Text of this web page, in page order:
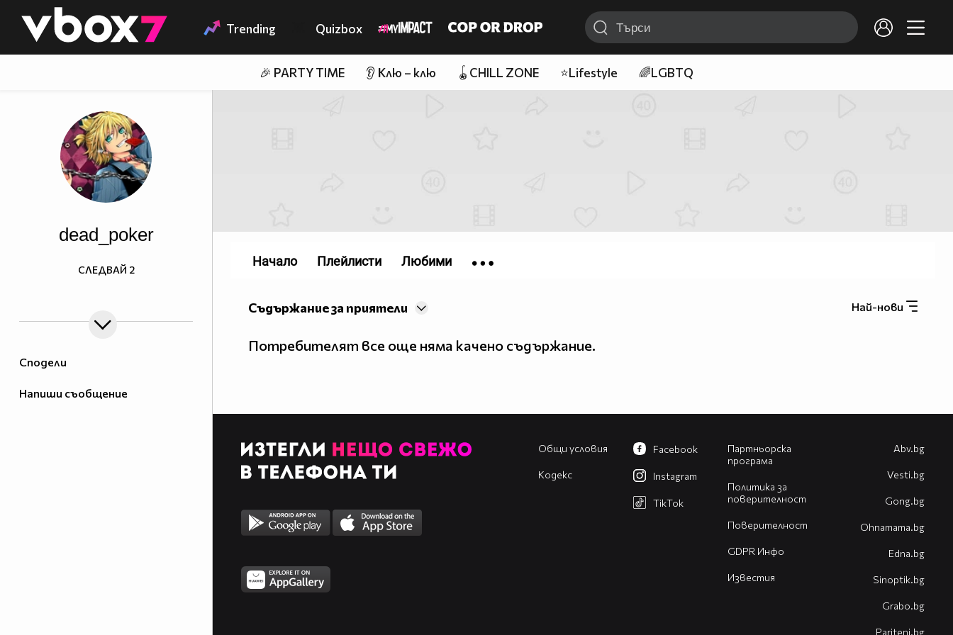
👾 Trending Quizbox
🎉 PARTY TIME 👂 Клю – клю 🪀CHILL ZONE ⭐Lifestyle 🌈LGBTQ
Сподели
Напиши съобщение
dead_poker
СЛЕДВАЙ 2
Най-нови
Съдържание за приятели
Потребителят все още няма качено съдържание.
Начало Плейлисти Любими
Общи условия
Кодекс
Партньорска
програма
Политика за
поверителност
Поверителност
GDPR Инфо
Известия
Facebook
Instagram
TikTok
Abv.bg
Vesti.bg
Gong.bg
Оhnamama.bg
Edna.bg
Sinoptik.bg
Grabo.bg
Pariteni.bg